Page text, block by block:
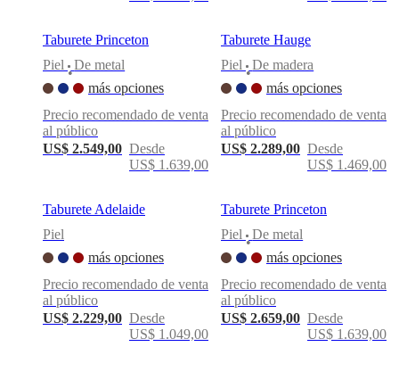
Taburete Princeton
Piel
•
De metal
más opciones
Precio recomendado de venta
al público
US$ 2.549,00 Desde
US$ 1.639,00
Taburete Hauge
Piel
•
De madera
más opciones
Precio recomendado de venta
al público
US$ 2.289,00 Desde
US$ 1.469,00
Taburete Adelaide
Piel
más opciones
Precio recomendado de venta
al público
US$ 2.229,00 Desde
US$ 1.049,00
Taburete Princeton
Piel
•
De metal
más opciones
Precio recomendado de venta
al público
US$ 2.659,00 Desde
US$ 1.639,00